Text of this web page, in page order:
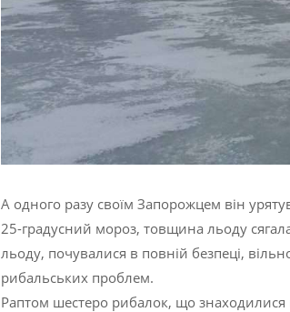
А одного разу своїм Запорожцем він
25-градусний мороз, товщина льоду
льоду, почувалися в повній безпеці,
рибальських проблем.
Раптом шестеро рибалок, що знаходилися